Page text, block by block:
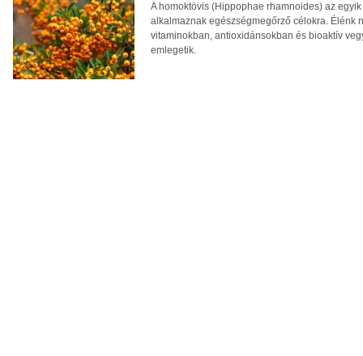
A homoktövis (Hippophae rhamnoides) az
alkalmaznak egészségmegőrző célokra. Élénk
vitaminokban, antioxidánsokban és bioaktív
emlegetik.